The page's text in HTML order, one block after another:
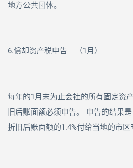
地方公共団体。
6.償却资产税申告 （1 月）
每年的1 月末为止会社的所有固定资
旧后账面额必须申告。 申告的结果
折旧后账面额的1.4%付给当地的市区